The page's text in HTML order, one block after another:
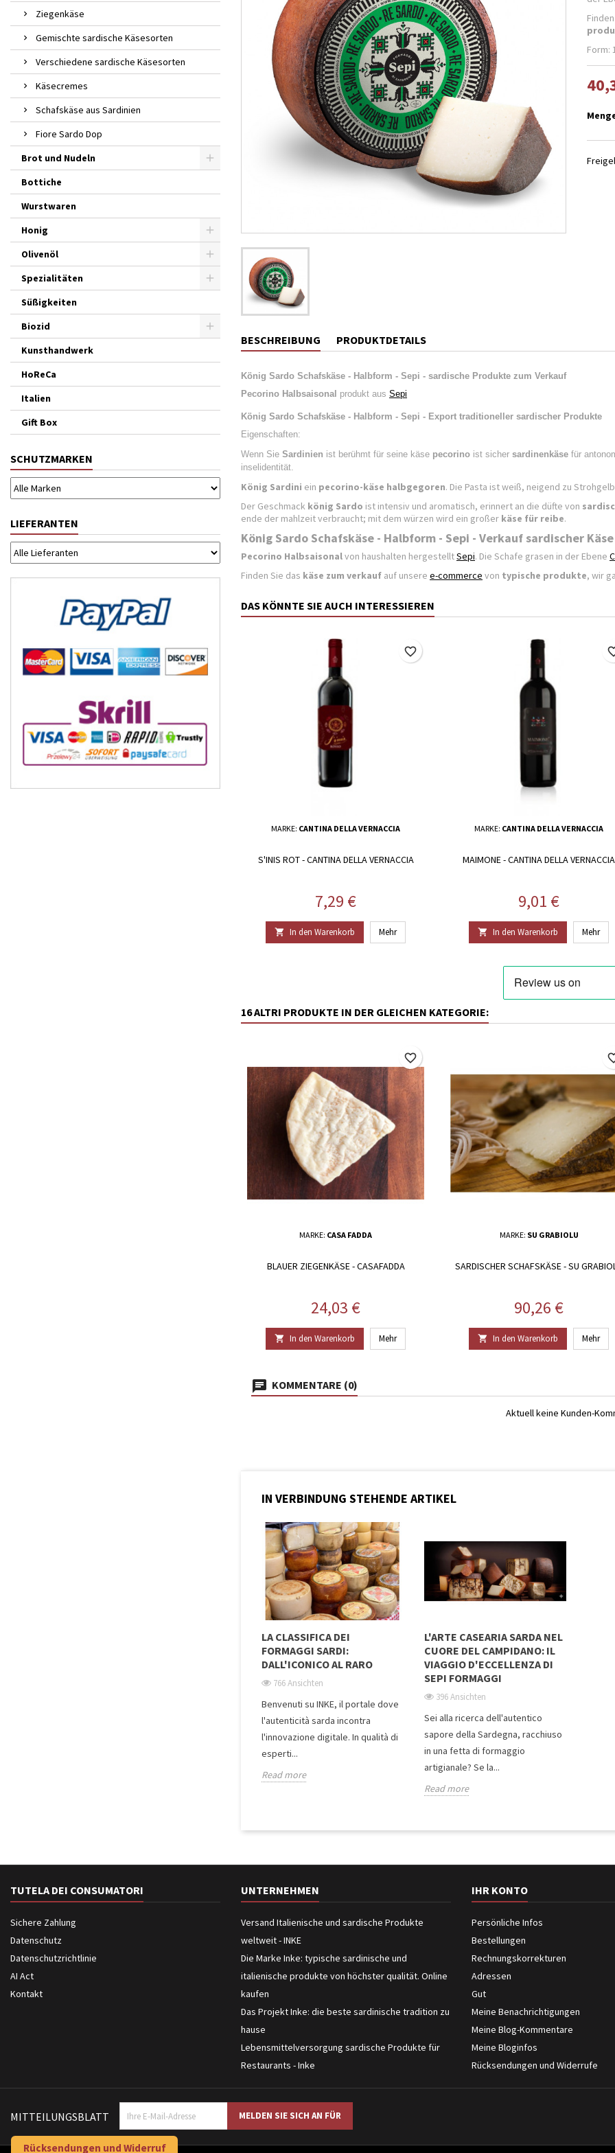
Ziegenkäse
Gemischte sardische Käsesorten
Verschiedene sardische Käsesorten
Käsecremes
Schafskäse aus Sardinien
Fiore Sardo Dop
Brot und Nudeln
Bottiche
Wurstwaren
Honig
Olivenöl
Spezialitäten
Süßigkeiten
Biozid
Kunsthandwerk
HoReCa
Italien
Gift Box
SCHUTZMARKEN
LIEFERANTEN
Form:
BESCHREIBUNG PRODUKTDETAILS
König Sardo Schafskäse - Halbform - Sepi - sardische Produkte zum Verkauf
Pecorino Halbsaisonal produkt aus Sepi
König Sardo Schafskäse - Halbform - Sepi - Export traditioneller sardischer Produkte
Eigenschaften:
Wenn Sie Sardinien ist berühmt für seine käse pecorino ist sicher sardinenkäse für
inselidentität.
König Sardini ein pecorino-käse halbgegoren. Die Pasta ist weiß, neigend zu
Der Geschmack könig Sardo ist intensiv und aromatisch, erinnert an die düfte von
ende der mahlzeit verbraucht; mit dem würzen wird ein großer käse für reibe.
König Sardo Schafskäse - Halbform - Sepi - Verkauf sardischer Käse
Pecorino Halbsaisonalvon haushalten hergestelltSepi. Die Schafe grasen in der Ebene
Finden Sie das käse zum verkauf auf unsere e-commerce von typische produkte, wir
DAS KÖNNTE SIE AUCH INTERESSIEREN
MARKE: CANTINA DELLA VERNACCIA
S'INIS ROT - CANTINA DELLA VERNACCIA
Preis
7,29 €
 In den Warenkorb Mehr
favorite_border
MARKE: CANTINA DELLA VERNACCIA
MAIMONE - CANTINA DELLA VERNACCIA
Preis
9,01 €
 In den Warenkorb Mehr
16 ALTRI PRODUKTE IN DER GLEICHEN KATEGORIE:
MARKE: CASA FADDA
BLAUER ZIEGENKÄSE - CASAFADDA
Preis
24,03 €
 In den Warenkorb Mehr
favorite_border
MARKE: SU GRABIOLU
SARDISCHER SCHAFSKÄSE - SU
Preis
90,26 €
 In den Warenkorb Mehr
KOMMENTARE (0)
Aktuell keine Kunden-
IN VERBINDUNG STEHENDE ARTIKEL
LA CLASSIFICA DEI
FORMAGGI SARDI:
DALL'ICONICO AL RARO
766 Ansichten
Benvenuti su INKE, il portale dove
l'autenticità sarda incontra
l'innovazione digitale. In qualità di
esperti...
Read more
L'ARTE CASEARIA SARDA NEL
CUORE DEL CAMPIDANO: IL
VIAGGIO D'ECCELLENZA DI
SEPI FORMAGGI
396 Ansichten
Sei alla ricerca dell'autentico
sapore della Sardegna, racchiuso
in una fetta di formaggio
artigianale? Se la...
Read more
TUTELA DEI CONSUMATORI
Sichere Zahlung
Datenschutz
Datenschutzrichtlinie
AI Act
Kontakt
UNTERNEHMEN
Versand Italienische und sardische Produkte
weltweit - INKE
Die Marke Inke: typische sardinische und
italienische produkte von höchster qualität. Online
kaufen
Das Projekt Inke: die beste sardinische tradition zu
hause
Lebensmittelversorgung sardische Produkte für
Restaurants - Inke
IHR KONTO
Persönliche Infos
Bestellungen
Rechnungskorrekturen
Adressen
Gut
Meine Benachrichtigungen
Meine Blog-Kommentare
Meine Bloginfos
Rücksendungen und Widerrufe
MITTEILUNGSBLATT
Rücksendungen und Widerruf